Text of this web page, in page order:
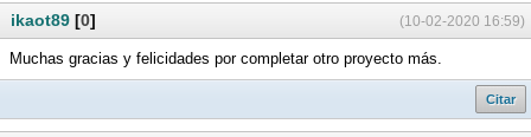
(10-02-2020 16:59)
ikaot89 [0]
Muchas gracias y felicidades por completar otro proyecto más.
Citar